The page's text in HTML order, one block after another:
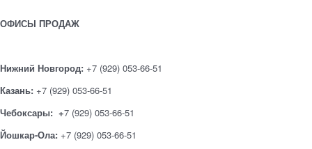
ОФИСЫ ПРОДАЖ
Нижний Новгород: +7 (929) 053-66-51
Казань: +7 (929) 053-66-51
Чебоксары: +7 (929) 053-66-51
Йошкар-Ола: +7 (929) 053-66-51